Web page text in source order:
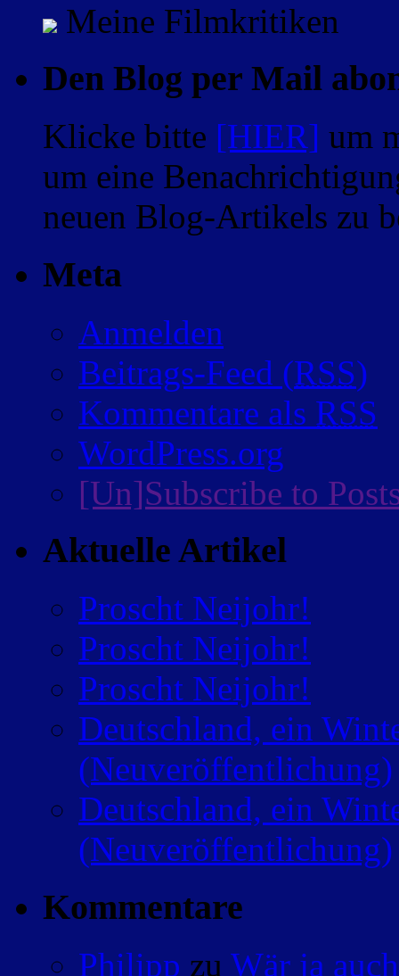
Meine Filmkritiken
Den Blog per Mail
Klicke bitte [HIER] um
um eine
neuen Blog-Artikels zu
Meta
Anmelden
Beitrags-Feed (RSS)
Kommentare als RSS
WordPress.org
[Un]Subscribe to
Aktuelle Artikel
Proscht Neijohr!
Proscht Neijohr!
Proscht Neijohr!
Deutschland, ein
(Neuveröffentlichung)
Deutschland, ein
(Neuveröffentlichung)
Kommentare
Philipp zu Wär ja